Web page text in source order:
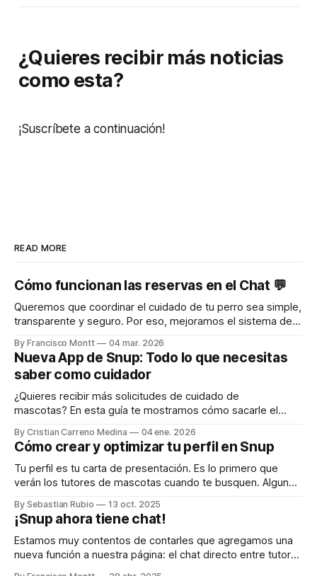
¿Quieres recibir más noticias
como esta?
¡Suscríbete a continuación!
READ MORE
Cómo funcionan las reservas en el Chat 💬
Queremos que coordinar el cuidado de tu perro sea simple,
transparente y seguro. Por eso, mejoramos el sistema de
sitters tengan claridad en cada paso. Aquí te explicamos
cómo funciona 👇 Paso 1️⃣ Tutor envía una solicitud de
reserva, abriendo el
By Francisco Montt 04 mar. 2026
Nueva App de Snup: Todo lo que necesitas
saber como cuidador
¿Quieres recibir más solicitudes de cuidado de
mascotas? En esta guía te mostramos cómo sacarle el
hasta trucos para aparecer primero en las búsquedas. 1.
Instala la App de Snup en tu celular La App de Snup te
permite recibir
By Cristian Carreno Medina 04 ene. 2026
Cómo crear y optimizar tu perfil en Snup
Tu perfil es tu carta de presentación. Es lo primero que
verán los tutores de mascotas cuando te busquen. Algunos
rostro con una sonrisa y, si puedes, acompañado de una
mascota. Esta foto será lo primero que los tutores verán.
Una
By Sebastian Rubio 13 oct. 2025
¡Snup ahora tiene chat!
Estamos muy contentos de contarles que agregamos una
nueva función a nuestra página: el chat directo entre tutores